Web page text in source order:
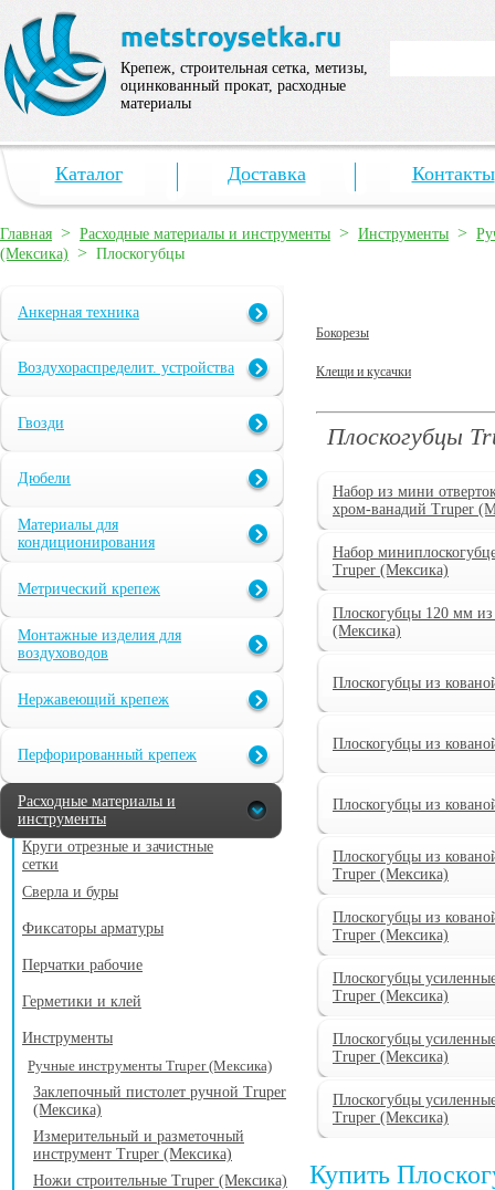
Крепеж, строительная сетка, метизы,
оцинкованный прокат, расходные
материалы
Каталог Доставка Контакты
Главная > Расходные материалы и инструменты > Инструменты >
(Мексика) > Плоскогубцы
Анкерная техника
Воздухораспределит. устройства
Гвозди
Дюбели
Материалы для
кондиционирования
Метрический крепеж
Монтажные изделия для
воздуховодов
Нержавеющий крепеж
Перфорированный крепеж
Расходные материалы и
инструменты
Круги отрезные и зачистные
сетки
Сверла и буры
Фиксаторы арматуры
Перчатки рабочие
Герметики и клей
Инструменты
Ручные инструменты Truper (Мексика)
Заклепочный пистолет ручной Truper
(Мексика)
Измерительный и разметочный
инструмент Truper (Мексика)
Ножи строительные Truper (Мексика)
Бокорезы
Клещи и кусачки
Плоскогубцы
Набор из мини
хром-ванадий Truper
Набор
Truper (Мексика)
Плоскогубцы 120 мм
(Мексика)
Плоскогубцы из
Плоскогубцы из
Плоскогубцы из
Плоскогубцы из
Truper (Мексика)
Плоскогубцы из
Truper (Мексика)
Плоскогубцы
Truper (Мексика)
Плоскогубцы
Truper (Мексика)
Плоскогубцы
Truper (Мексика)
Купить